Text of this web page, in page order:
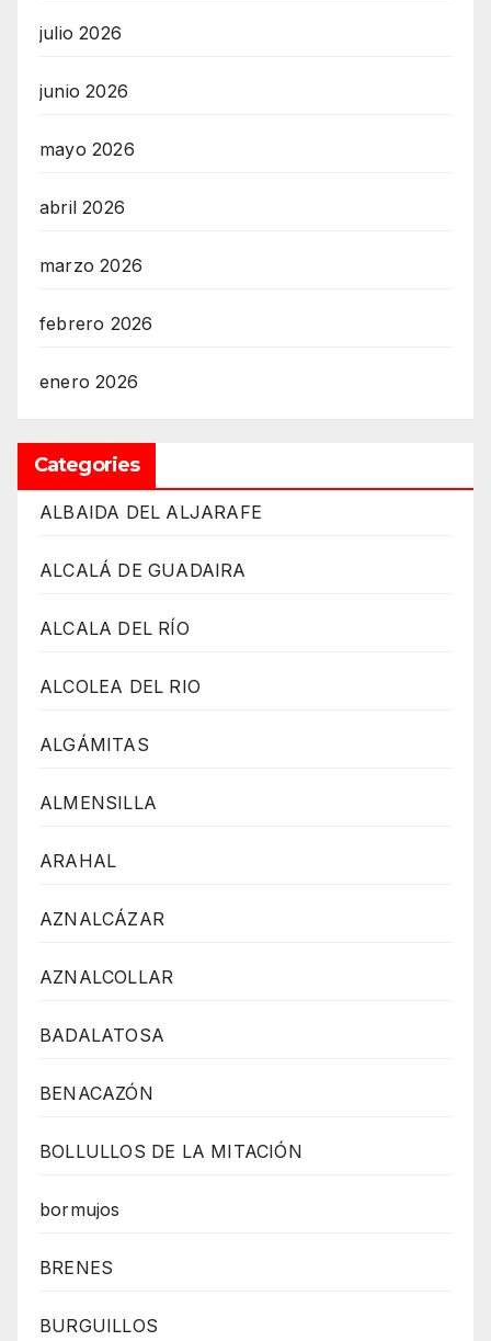
julio 2026
junio 2026
mayo 2026
abril 2026
marzo 2026
febrero 2026
enero 2026
Categories
ALBAIDA DEL ALJARAFE
ALCALÁ DE GUADAIRA
ALCALA DEL RÍO
ALCOLEA DEL RIO
ALGÁMITAS
ALMENSILLA
ARAHAL
AZNALCÁZAR
AZNALCOLLAR
BADALATOSA
BENACAZÓN
BOLLULLOS DE LA MITACIÓN
bormujos
BRENES
BURGUILLOS